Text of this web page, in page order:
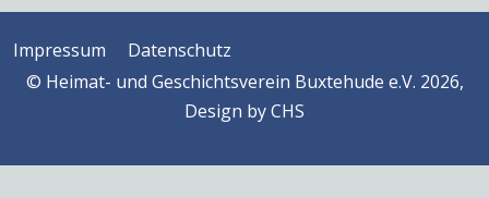
Impressum
Datenschutz
© Heimat- und Geschichtsverein Buxtehude e.V. 2026,
Design byCHS